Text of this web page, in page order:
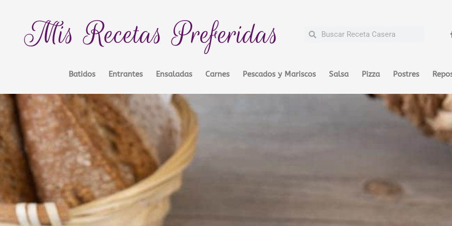
Mis Recetas Preferidas BuscarBuscar
Batidos Entrantes Ensaladas Carnes Pescados y Mariscos Salsa Pizza Postres